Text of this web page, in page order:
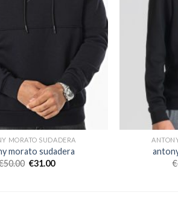
MORATO SUDADERA
morato sudadera
50.00 €31.00
€